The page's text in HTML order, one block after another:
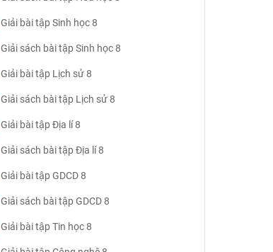
Giải bài tập Sinh học 8
Giải sách bài tập Sinh học 8
Giải bài tập Lịch sử 8
Giải sách bài tập Lịch sử 8
Giải bài tập Địa lí 8
Giải sách bài tập Địa lí 8
Giải bài tập GDCD 8
Giải sách bài tập GDCD 8
Giải bài tập Tin học 8